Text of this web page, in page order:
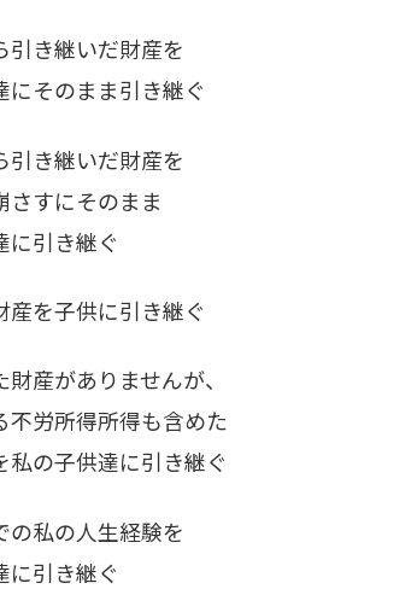
引き継いだ財産を
のまま引き継ぐ
継いだ財産を
にそのまま
き継ぐ
産を子供に引き継ぐ
がありませんが、
所得所得も含めた
子供達に引き継ぐ
の私の人生経験を
き継ぐ